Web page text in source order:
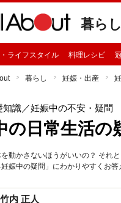
暮らし
ライフスタイル 料理レシピ
暮らし 妊娠・出産
知識／妊娠中の不安・疑問
の日常生活の
動かさないほうがいいの？ それ
娠中の疑問」にわかりやすくお答
竹内 正人